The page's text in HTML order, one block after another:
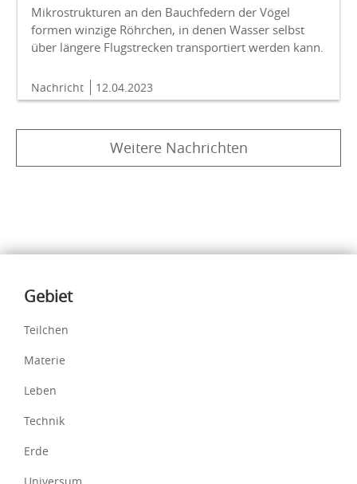
Mikrostrukturen an den Bauchfedern der Vögel
formen winzige Röhrchen, in denen Wasser selbst
über längere Flugstrecken transportiert werden kann.
Nachricht 12.04.2023
Weitere Nachrichten
Inhalte
Gebiet
Teilchen
Materie
Leben
Technik
Erde